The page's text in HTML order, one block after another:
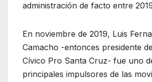
administración de facto entre
En noviembre de 2019, Luis
Camacho -entonces presidente
Cívico Pro Santa Cruz- fue uno
principales impulsores de las